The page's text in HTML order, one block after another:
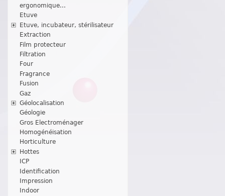
ergonomique...
Etuve
Etuve, incubateur, stérilisateur
Extraction
Film protecteur
Filtration
Four
Fragrance
Fusion
Gaz
Géolocalisation
Géologie
Gros Electroménager
Homogénéisation
Horticulture
Hottes
ICP
Identification
Impression
Indoor